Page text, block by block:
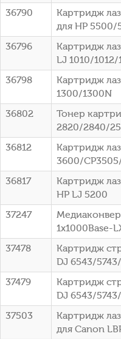
36790
Картридж
для HP
36796
Картридж
LJ 1010/
36798
Картридж
1300/1300N
36802
Тонер
2820/2840/
36812
Картридж
3600/
36817
Картридж
HP LJ 5200
37247
1x1000Base-
37478
Картридж
DJ 6543/
37479
Картридж
DJ 6543/
37503
Картридж
для Canon